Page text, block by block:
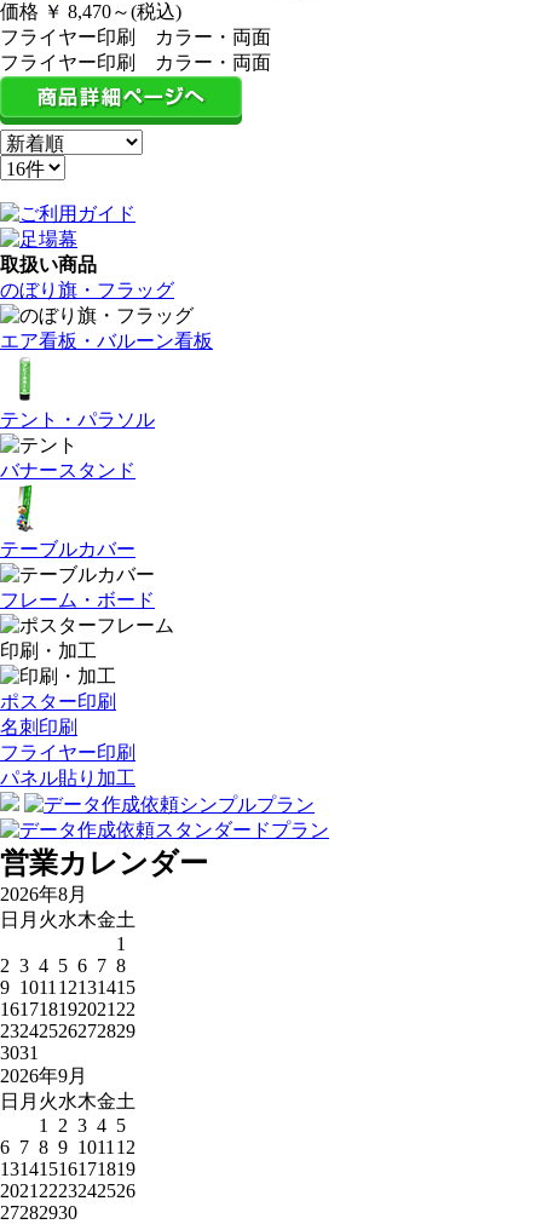
価格 ￥ 8,470～(税込)
フライヤー印刷 カラー・両面
フライヤー印刷 カラー・両面
取扱い商品
のぼり旗・フラッグ
エア看板・バルーン看板
テント・パラソル
バナースタンド
テーブルカバー
フレーム・ボード
印刷・加工
ポスター印刷
名刺印刷
フライヤー印刷
パネル貼り加工
営業カレンダー
2026年8月
日 月 火水木金土
1
2 3 4 5 6 7 8
9 1011 12131415
161718192021 22
23242526272829
3031
2026年9月
日 月 火水木金土
1
2 3 4 5
6 7 8 9 1011 12
13141516171819
2021 2223242526
27282930